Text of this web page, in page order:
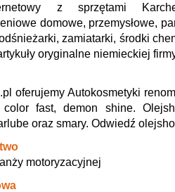
z sprzętami
domowe, przemysłowe,
zamiatarki, środki
oryginalne niemieckiej
oferujemy Autokosmetyki
fast, demon shine.
oraz smary. Odwiedź
motoryzacyjnej